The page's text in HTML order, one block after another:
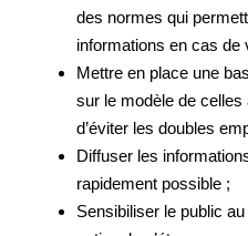
des normes qui
informations en cas de
Mettre en place une
sur le modèle de
d’éviter les doubles
Diffuser les
rapidement possible ;
Sensibiliser le public